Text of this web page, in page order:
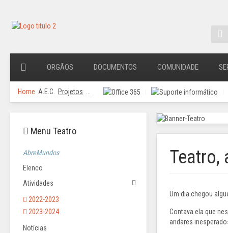
ORGÃOS DOCUMENTOS COMUNIDADE
Home A.E.C. Projetos
Teatro,
Um dia chegou
Contava ela que
andares
Menu Teatro
AbreMundos
Elenco
Atividades
2022-2023
2023-2024
Notícias